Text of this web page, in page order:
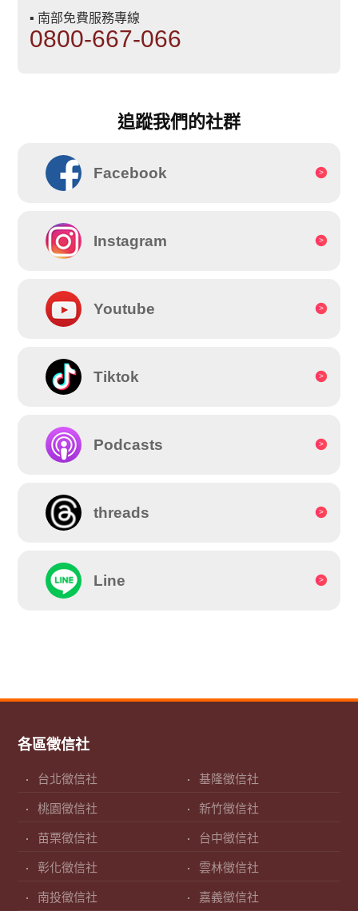
▪ 南部免費服務專線
0800-667-066
追蹤我們的社群
Facebook
Instagram
Youtube
Tiktok
Podcasts
threads
Line
各區徵信社
台北徵信社 基隆徵信社
桃園徵信社 新竹徵信社
苗栗徵信社 台中徵信社
彰化徵信社 雲林徵信社
南投徵信社 嘉義徵信社